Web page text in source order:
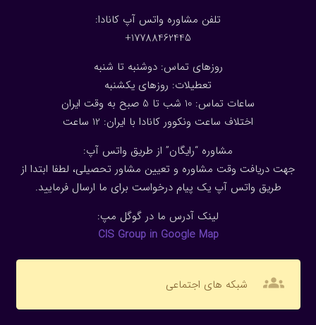
تلفن مشاوره واتس آپ کانادا:
17788462445+
روزهای تماس: دوشنبه تا شنبه
تعطیلات: روزهای یکشنبه
ساعات تماس: 10 شب تا 5 صبح به وقت ایران
اختلاف ساعت ونکوور کانادا با ایران: 1 2 ساعت
مشاوره “رایگان” از طریق واتس آپ:
جهت دریافت وقت مشاوره و تعیین مشاور تحصیلی، لطفا ابتدا از
طریق واتس آپ یک پیام درخواست برای ما ارسال فرمایید.
لینک آدرس ما در گوگل مپ:
CIS Group in Google Map
groups شبکه های اجتماعی